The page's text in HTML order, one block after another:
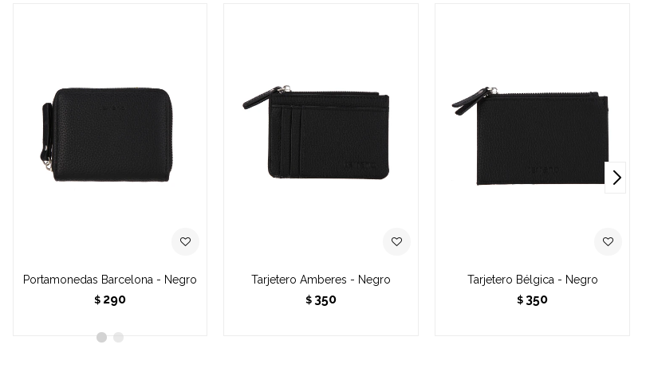
Portamonedas Barcelona - Negro
$ 290
Tarjetero Amberes - Negro
$ 350
Tarjetero Bélgica - Negro
$ 350